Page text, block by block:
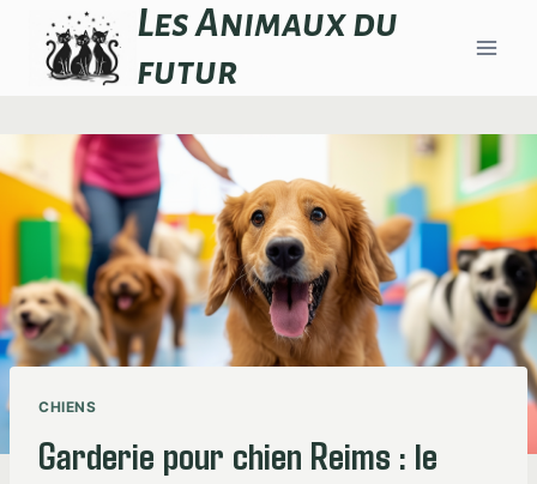
contenu
Les Animaux du
futur
CHIENS
Garderie pour chien Reims : le